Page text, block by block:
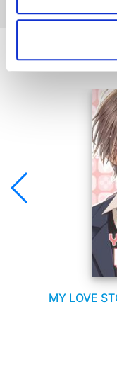
Se ti è
MY LOVE